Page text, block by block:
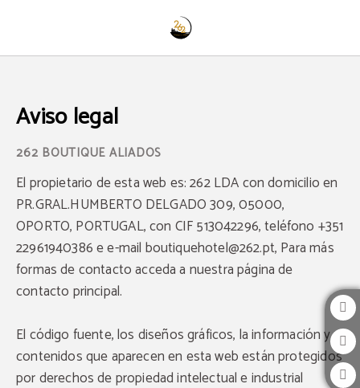
Aviso legal
El propietario de esta web es: 262 LDA con domicilio en
PR.GRAL.HUMBERTO DELGADO 309, 05000,
OPORTO, PORTUGAL, con CIF 513042296, teléfono +351
22961940386 e e-mail boutiquehotel@262.pt, Para más
formas de contacto acceda a nuestra página de
contacto principal.
El código fuente, los diseños gráficos, la información y
contenidos que aparecen en esta web están protegidos
por derechos de propiedad intelectual e industrial